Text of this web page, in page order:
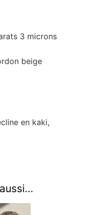
3 microns
beige
en kaki,